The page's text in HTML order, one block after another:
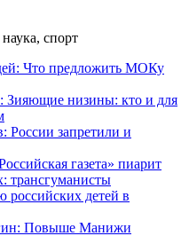
спорт
Что предложить МОКу
Зияющие низины: кто и для
России запретили и
газета» пиарит
трансгуманисты
детей в
Повыше Манижи